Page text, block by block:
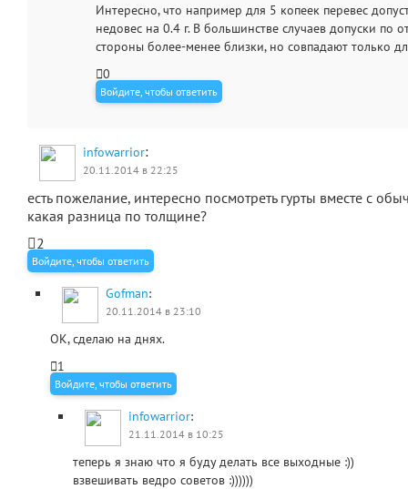
Интересно, что например для 5 копеек перевес
недовес на 0.4 г. В большинстве случаев допуски по
стороны более-менее близки, но совпадают только
0
Войдите, чтобы ответить
infowarrior:
20.11.2014 в 22:25
есть пожелание, интересно посмотреть гурты вместе с
какая разница по толщине?
2
Войдите, чтобы ответить
Gofman:
20.11.2014 в 23:10
OK, сделаю на днях.
1
Войдите, чтобы ответить
infowarrior:
21.11.2014 в 10:25
теперь я знаю что я буду делать все выходные :))
взвешивать ведро советов :))))))